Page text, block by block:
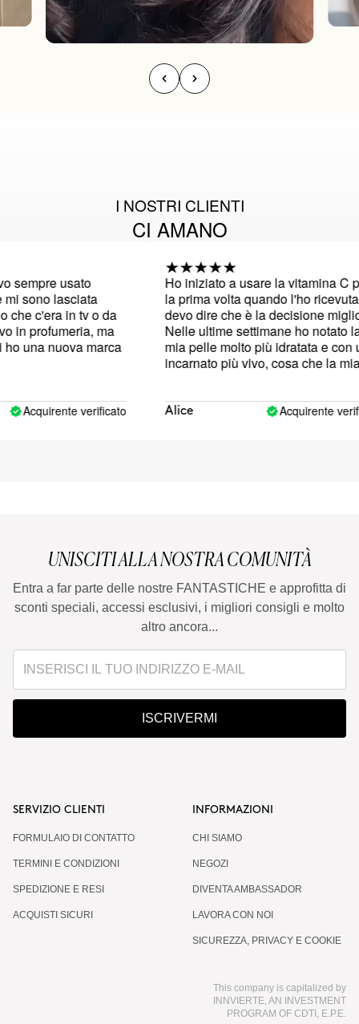
I NOSTRI CLIENTI
CI AMANO
usato
sono lasciata
c'era in tv o da
profumeria, ma
una nuova marca
Acquirente verificato
Ho iniziato a usare la vitamina C per
la prima volta quando l'ho ricevuta e
devo dire che è la decisione
Nelle ultime settimane ho notato la
mia pelle molto più idratata e con un
incarnato più vivo, cosa che la mia
Alice Acquirente
UNISCITI ALLA NOSTRA COMUNITÀ
Entra a far parte delle nostre FANTASTICHE e approfitta di
sconti speciali, accessi esclusivi, i migliori consigli e molto
altro ancora...
ISCRIVERMI
SERVIZIO CLIENTI
FORMULAIO DI CONTATTO
TERMINI E CONDIZIONI
SPEDIZIONE E RESI
ACQUISTI SICURI
INFORMAZIONI
CHI SIAMO
NEGOZI
DIVENTA AMBASSADOR
LAVORA CON NOI
SICUREZZA, PRIVACY E COOKIE
This company is capitalized by
INNVIERTE, AN INVESTMENT
PROGRAM OF CDTI, E.P.E.